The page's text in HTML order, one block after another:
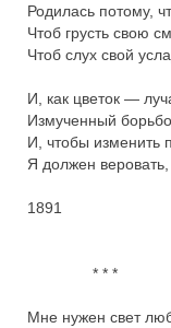
Родилась потому,
Чтоб грусть свою
Чтоб слух свой
И, как цветок —
Измученный
И, чтобы изменить
Я должен
1891
               * * *
Мне нужен свет